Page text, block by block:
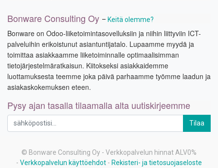
Bonware Consulting Oy – Keitä olemme?
Bonware on Odoo-liiketoimintasovelluksiin ja niihin liittyviin ICT-
palveluihin erikoistunut asiantuntijatalo. Lupaamme myydä ja
toimittaa asiakkaamme liiketoiminnalle optimaalisimman
tietojärjestelmäratkaisun. Kiitokseksi asiakkaidemme
luottamuksesta teemme joka päivä parhaamme työmme laadun ja
asiakaskokemuksen eteen.
Pysy ajan tasalla tilaamalla alta uutiskirjeemme
Tilaa
© Bonware Consulting Oy - Verkkopalvelun hinnat ALV0%
- Verkkopalvelun käyttöehdot - Rekisteri- ja tietosuojaseloste